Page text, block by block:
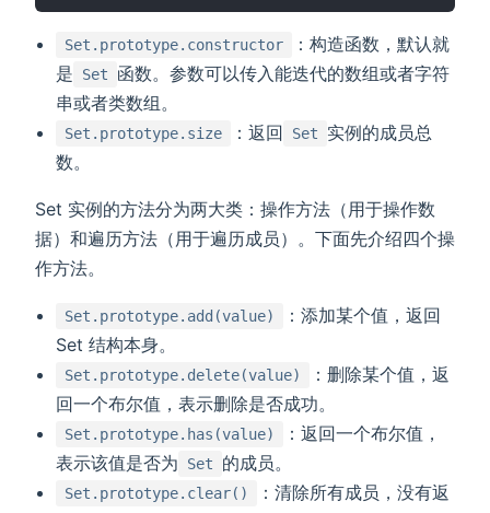
Set.prototype.constructor
：构造函数，默认就
是
Set
函数。参数可以传入能迭代的数组或者字符
串或者类数组。
Set.prototype.size ：返回 Set
实例的成员总
数。
Set 实例的方法分为两大类：操作方法（用于操作数
据）和遍历方法（用于遍历成员）。下面先介绍四个操
作方法。
Set.prototype.add(value)
：添加某个值，返回
Set 结构本身。
Set.prototype.delete(value)
：删除某个值，返
回一个布尔值，表示删除是否成功。
Set.prototype.has(value)
：返回一个布尔值，
表示该值是否为
Set 的成员。
Set.prototype.clear()
：清除所有成员，没有返